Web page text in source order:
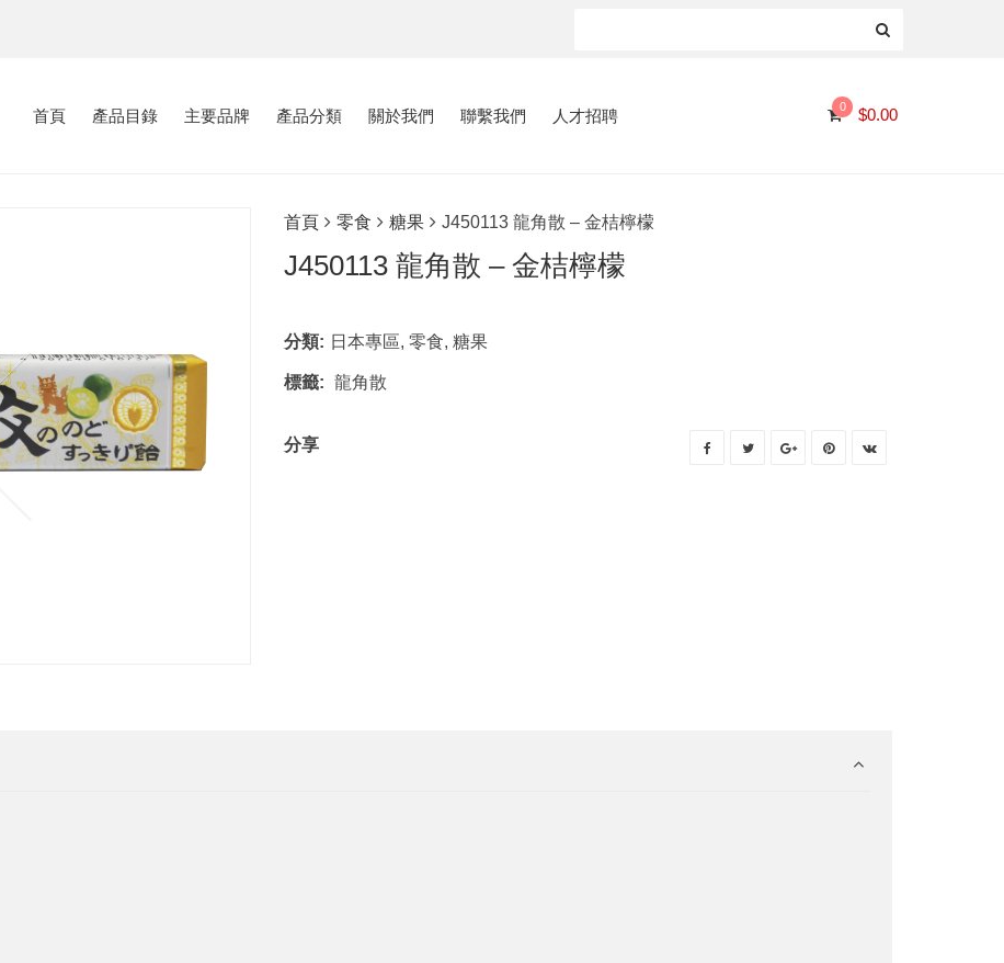
首頁 產品目錄 主要品牌 產品分類 關於我們 聯繫我們 人才招聘 0 $0.00
首頁 零食 糖果 J450113 龍角散 – 金桔檸檬
J450113 龍角散 – 金桔檸檬
分類: 日本專區, 零食, 糖果
標籤: 龍角散
分享